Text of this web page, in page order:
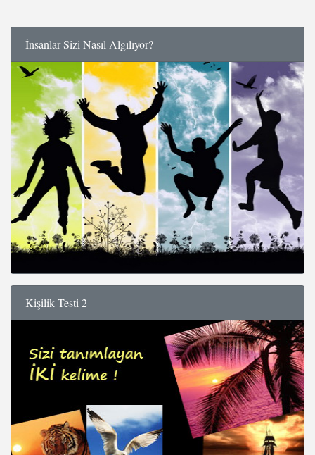
İnsanlar Sizi Nasıl Algılıyor?
Kişilik Testi 2